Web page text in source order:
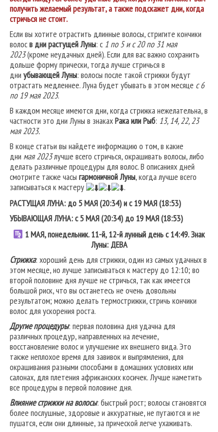
получить желаемый результат, а также подскажет дни, когда
стричься не стоит.
Если вы хотите отрастить длинные волосы, стригите кончики
волосв дни растущей Луны: с 1 по 5 и с 20 по 31 мая
2023(кроме неудачных дней). Если для вас важно сохранить
дольше форму прически, тогда лучше стричься в
дни убывающей Луны: волосы после такой стрижки будут
отрастать медленнее. Луна будет убывать в этом месяце с 6
по 19 мая 2023.
В каждом месяце имеются дни, когда стрижка нежелательна, в
частности это дни Луны в знакахРака или Рыб: 13, 14, 22, 23
мая 2023.
В конце статьи вы найдете информацию о том, в какие
дни мая 2023лучше всего стричься, окрашивать волосы, либо
делать различные процедуры для волос. В описаниях дней
смотрите также часы гармоничной Луны, когда лучше всего
записываться к мастеру
.
РАСТУЩАЯ ЛУНА: до 5 МАЯ (20:34) и с 19 МАЯ (18:53)
УБЫВАЮЩАЯ ЛУНА: с 5 МАЯ (20:34) до 19 МАЯ (18:53)
1 МАЯ, понедельник. 11-й, 12-й лунный день с 14:49. Знак
Луны: ДЕВА
Стрижка: хороший день для стрижки, один из самых удачных в
этом месяце, но лучше записываться к мастеру до 12:10; во
второй половине дня лучше не стричься, так как имеется
большой риск, что вы останетесь не очень довольны
результатом; можно делать термострижки, стричь кончики
волос для ускорения роста.
Другие процедуры: первая половина дня удачна для
различных процедур, направленных на лечение,
восстановление волос и улучшение их внешнего вида. Это
также неплохое время для завивок и выпрямления, для
окрашивания разными способами в домашних условиях или
салонах, для плетения африканских косичек. Лучше наметить
все процедуры в первой половине дня.
Влияние стрижки на волосы: быстрый рост; волосы становятся
более послушные, здоровые и аккуратные, не путаются и не
пушатся, если они длинные, за прической легче ухаживать.